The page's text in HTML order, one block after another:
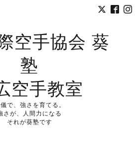
空手協会 葵
塾
空手教室
で、強さを育てる。
さが、人間力になる
それが葵塾です